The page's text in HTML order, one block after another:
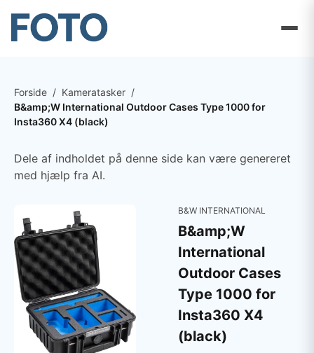
Forside / Kameratasker /
B&amp;W International Outdoor Cases Type 1000 for
Insta360 X4 (black)
Dele af indholdet på denne side kan være genereret
med hjælp fra AI.
B&W INTERNATIONAL
B&amp;W
International
Outdoor Cases
Type 1000 for
Insta360 X4
(black)